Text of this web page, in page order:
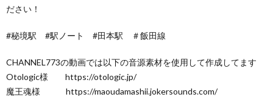
ださい！
#秘境駅 #駅ノート #田本駅 ＃飯田線
CHANNEL773の動画では以下の音源素材を使用して作成してます
Otologic様 https://otologic.jp/​​
魔王魂様 https://maoudamashii.jokersounds.com/​